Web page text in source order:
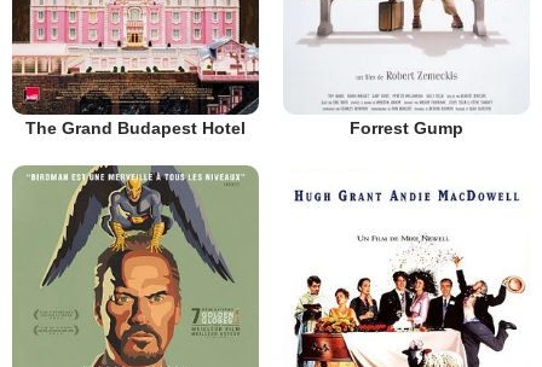
The Grand Budapest Hotel Forrest Gump